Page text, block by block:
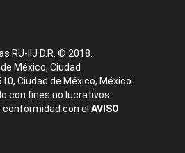
RU-IIJ D.R. © 2018.
México, Ciudad
Ciudad de México, México.
con fines no lucrativos
con el AVISO